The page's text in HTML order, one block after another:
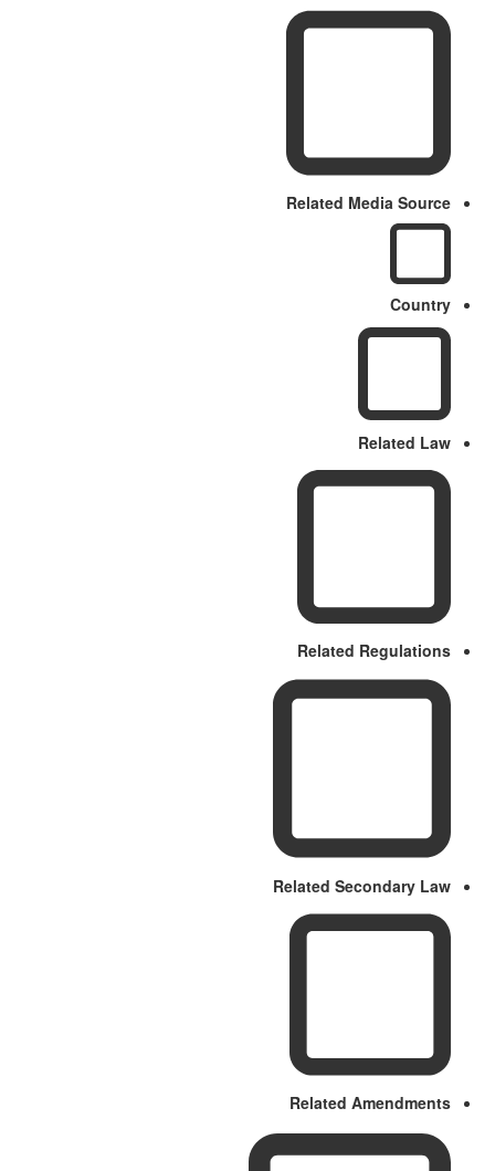
Related Media Source
Country
Related Law
Related Regulations
Related Secondary Law
Related Amendments